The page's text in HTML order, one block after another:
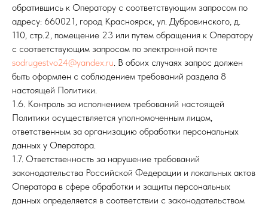
обратившись к Оператору с соответствующим запросом по
адресу: 660021, город Красноярск, ул. Дубровинского, д.
110, стр.2, помещение 23 или путем обращения к Оператору
с соответствующим запросом по электронной почте
sodrugestvo24@yandex.ru . В обоих случаях запрос должен
быть оформлен с соблюдением требований раздела 8
настоящей Политики.
1.6. Контроль за исполнением требований настоящей
Политики осуществляется уполномоченным лицом,
ответственным за организацию обработки персональных
данных у Оператора.
1.7. Ответственность за нарушение требований
законодательства Российской Федерации и локальных актов
Оператора в сфере обработки и защиты персональных
данных определяется в соответствии с законодательством